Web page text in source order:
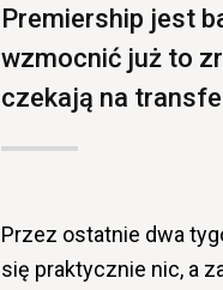
Premiership jest
wzmocnić już to
czekają na
Przez ostatnie dwa
się praktycznie nic, a